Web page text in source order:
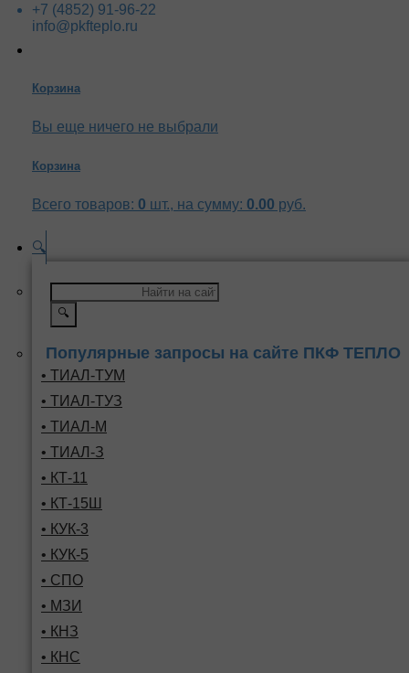
+7 (4852) 91-96-22
info@pkfteplo.ru
Корзина
Вы еще ничего не выбрали
Корзина
Всего товаров: 0 шт., на сумму: 0.00 руб.
🔍
🔍
Популярные запросы на сайте ПКФ ТЕПЛО
• ТИАЛ-ТУМ
• ТИАЛ-ТУЗ
• ТИАЛ-М
• ТИАЛ-З
• КТ-11
• КТ-15Ш
• КУК-3
• КУК-5
• СПО
• МЗИ
• КНЗ
• КНС